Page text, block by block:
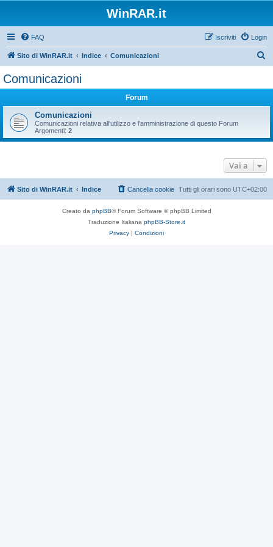
WinRAR.it
FAQ Login
Iscriviti
Sito di WinRAR.it Indice Comunicazioni
Comunicazioni
Forum
Comunicazioni
Comunicazioni relativa all'utilizzo e l'amministrazione di questo Forum
Argomenti: 2
Vai a
Sito di WinRAR.it Indice Tutti gli orari sono UTC+02:00
Cancella cookie
Creato da phpBB® Forum Software © phpBB Limited
Traduzione Italiana phpBB-Store.it
Privacy | Condizioni